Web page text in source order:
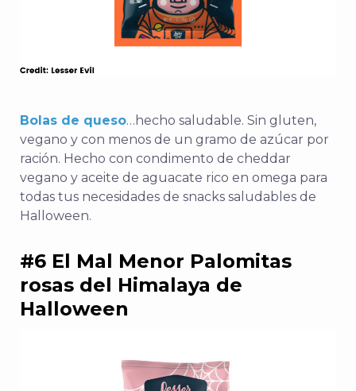
Bolas de queso…hecho saludable. Sin gluten,
vegano y con menos de un gramo de azúcar por
ración. Hecho con condimento de cheddar
vegano y aceite de aguacate rico en omega para
todas tus necesidades de snacks saludables de
Halloween.
#6 El Mal Menor Palomitas
rosas del Himalaya de
Halloween